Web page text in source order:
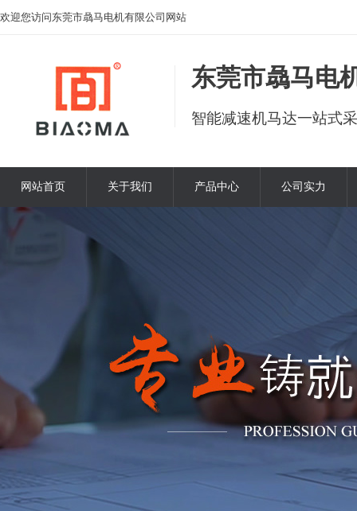
欢迎您访问东莞市骉马电机有限公司网站
东莞市骉马电
智能减速机马达一站式
网站首页 关于我们 产品中心 公司实力